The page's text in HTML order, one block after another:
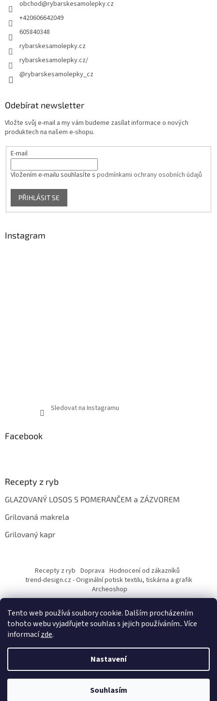
Tento web používá soubory cookie. Dalším procházením
tohoto webu vyjadřujete souhlas s jejich používáním.. Více
informacízde.
Nastavení
Souhlasím
obchod@rybarskesamolepky.cz
+420606642049
605840348
rybarskesamolepky.cz
rybarskesamolepky.cz/
@rybarskesamolepky_cz
Odebírat newsletter
Vložte svůj e-mail a my vám budeme zasílat informace o nových
produktech na našem e-shopu.
E-mail
Vložením e-mailu souhlasíte s podmínkami ochrany osobních údajů
PŘIHLÁSIT SE
Instagram
Sledovat na Instagramu
Facebook
Recepty z ryb
GLAZOVANÝ LOSOS S POMERANČEM a ZÁZVOREM
Grilovaná makrela
Grilovaný kapr
Recepty z ryb Doprava Hodnocení od zákazníků
trend-design.cz - Originální potisk textilu, tiskárna a grafik
Archeoshop
Vytvořil Shoptet
rybarskesamolepky.cz